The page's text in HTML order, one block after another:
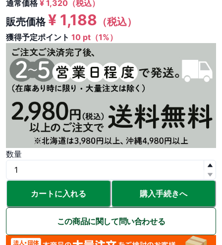
通常価格¥ 1,320 （税込）
販売価格¥ 1,188 （税込）
獲得予定ポイント 10 pt（1%）
数量
カートに入れる 購入手続きへ
この商品に関して問い合わせる